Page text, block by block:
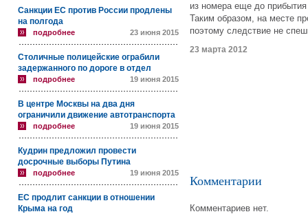
Санкции ЕС против России продлены
на полгода
подробнее 23 июня 2015
Столичные полицейские ограбили
задержанного по дороге в отдел
подробнее 19 июня 2015
В центре Москвы на два дня
ограничили движение автотранспорта
подробнее 19 июня 2015
Кудрин предложил провести
досрочные выборы Путина
подробнее 19 июня 2015
ЕС продлит санкции в отношении
Крыма на год
из номера еще до
Таким образом, на месте
поэтому следствие не
23 марта 2012
Комментарии
Комментариев нет.